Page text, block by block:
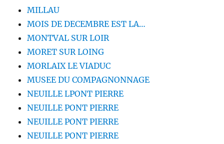
MILLAU
MOIS DE DECEMBRE EST LA…
MONTVAL SUR LOIR
MORET SUR LOING
MORLAIX LE VIADUC
MUSEE DU COMPAGNONNAGE
NEUILLE LPONT PIERRE
NEUILLE PONT PIERRE
NEUILLE PONT PIERRE
NEUILLE PONT PIERRE